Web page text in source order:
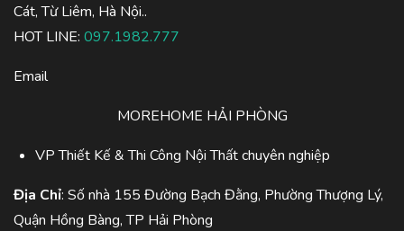
Cát, Từ Liêm, Hà Nội..
HOT LINE: 097.1982.777
Email
MOREHOME HẢI PHÒNG
VP Thiết Kế & Thi Công Nội Thất chuyên nghiệp
Địa Chỉ: Số nhà 155 Đường Bạch Đằng, Phường Thượng Lý,
Quận Hồng Bàng, TP Hải Phòng